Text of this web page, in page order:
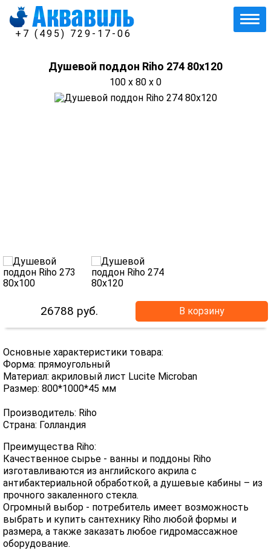
+7 (495) 729-17-06
Душевой поддон Riho 274 80x120
100 x 80 x 0
26788 руб. В корзину
Основные характеристики товара:
Форма: прямоугольный
Материал: акриловый лист Lucite Microban
Размер: 800*1000*45 мм
Производитель: Riho
Страна: Голландия
Преимущества Riho:
Качественное сырье - ванны и поддоны Riho
изготавливаются из английского акрила с
антибактериальной обработкой, а душевые кабины – из
прочного закаленного стекла.
Огромный выбор - потребитель имеет возможность
выбрать и купить сантехнику Riho любой формы и
размера, а также заказать любое гидромассажное
оборудование.